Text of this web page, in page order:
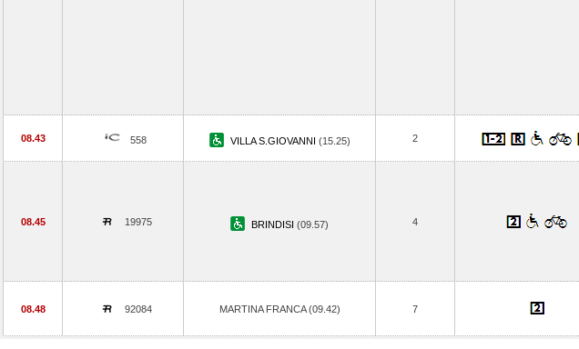
08.43 558 VILLA S.GIOVANNI (15.25) 2
08.45 19975 BRINDISI (09.57) 4
08.48 92084 MARTINA FRANCA (09.42) 7